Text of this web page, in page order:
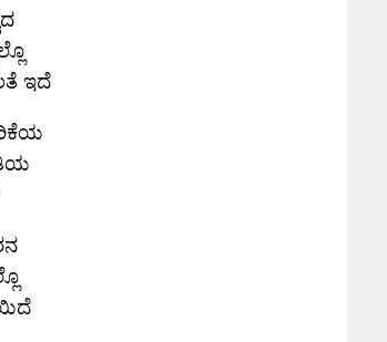
ಇದೆ